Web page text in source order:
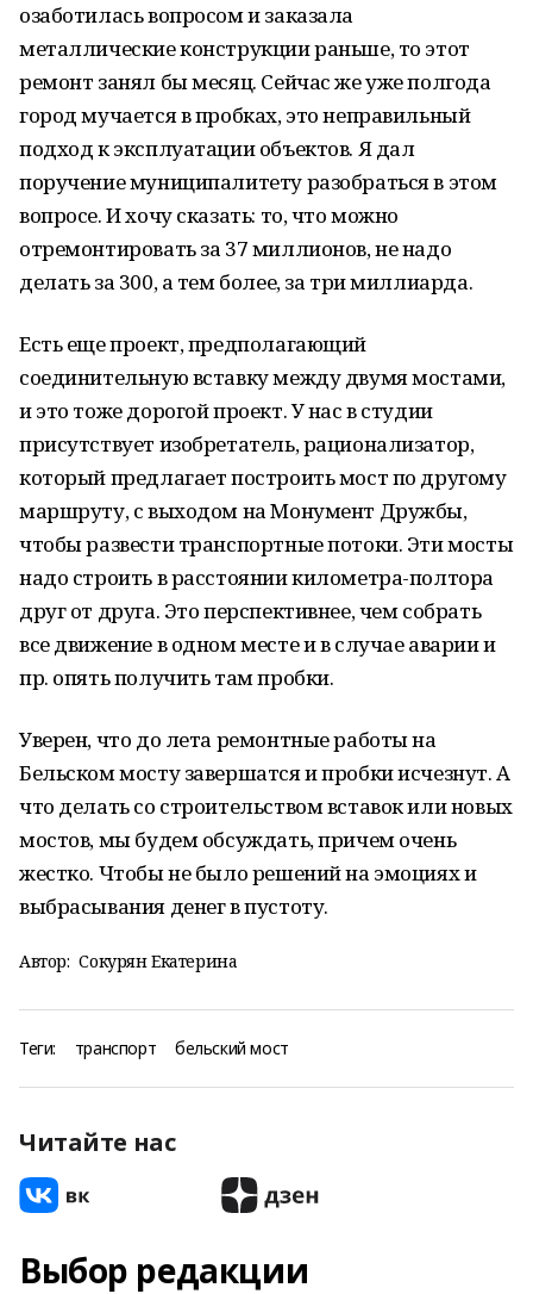
озаботилась вопросом и заказала
металлические конструкции раньше, то этот
ремонт занял бы месяц. Сейчас же уже полгода
город мучается в пробках, это неправильный
подход к эксплуатации объектов. Я дал
поручение муниципалитету разобраться в этом
вопросе. И хочу сказать: то, что можно
отремонтировать за 37 миллионов, не надо
делать за 300, а тем более, за три миллиарда.
Есть еще проект, предполагающий
соединительную вставку между двумя мостами,
и это тоже дорогой проект. У нас в студии
присутствует изобретатель, рационализатор,
который предлагает построить мост по другому
маршруту, с выходом на Монумент Дружбы,
чтобы развести транспортные потоки. Эти мосты
надо строить в расстоянии километра-полтора
друг от друга. Это перспективнее, чем собрать
все движение в одном месте и в случае аварии и
пр. опять получить там пробки.
Уверен, что до лета ремонтные работы на
Бельском мосту завершатся и пробки исчезнут. А
что делать со строительством вставок или новых
мостов, мы будем обсуждать, причем очень
жестко. Чтобы не было решений на эмоциях и
выбрасывания денег в пустоту.
Автор: Сокурян Екатерина
Теги: транспорт бельский мост
Читайте нас
Выбор редакции